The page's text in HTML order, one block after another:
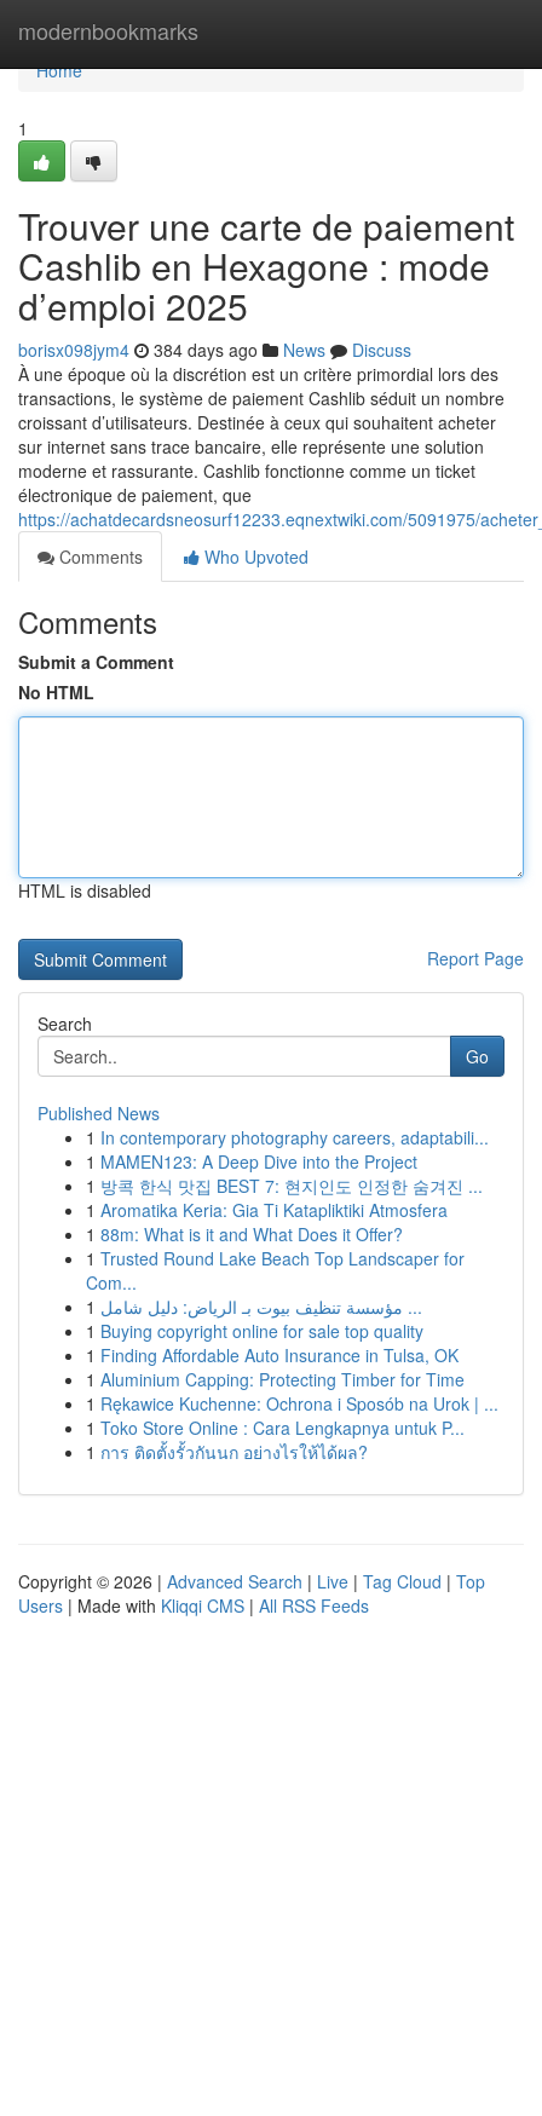
modernbookmarks
Home
Home
1
Trouver une carte de paiement
Cashlib en Hexagone : mode
d’emploi 2025
borisx098jym4 384 days ago News
Discuss
À une époque où la discrétion est un critère primordial lors des
transactions, le système de paiement Cashlib séduit un nombre
croissant d’utilisateurs. Destinée à ceux qui souhaitent acheter
sur internet sans trace bancaire, elle représente une solution
moderne et rassurante. Cashlib fonctionne comme un ticket
électronique de paiement, que
https://achatdecardsneosurf12233.eqnextwiki.com/5091975/
Comments
Who Upvoted
Comments
Submit a Comment
No HTML
HTML is disabled
Report Page
Search
Go
Published News
1 In contemporary photography careers, adaptabili...
1 MAMEN123: A Deep Dive into the Project
1 방콕 한식 맛집 BEST 7: 현지인도 인정한 숨겨진 ...
1 Aromatika Keria: Gia Ti Katapliktiki Atmosfera
1 88m: What is it and What Does it Offer?
1 Trusted Round Lake Beach Top Landscaper for
Com...
1
مؤسسة تنظيف بيوت بـ الرياض: دليل شامل ...
1 Buying copyright online for sale top quality
1 Finding Affordable Auto Insurance in Tulsa, OK
1 Aluminium Capping: Protecting Timber for Time
1 Rękawice Kuchenne: Ochrona i Sposób na Urok | ...
1 Toko Store Online : Cara Lengkapnya untuk P...
1 การ ติดตั้งรั้วกันนก อย่างไรให้ได้ผล?
Copyright © 2026 | Advanced Search | Live | Tag Cloud | Top
Users | Made with Kliqqi CMS | All RSS Feeds